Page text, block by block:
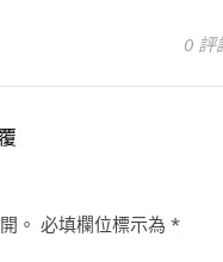
0 評
。 必填欄位標示為 *